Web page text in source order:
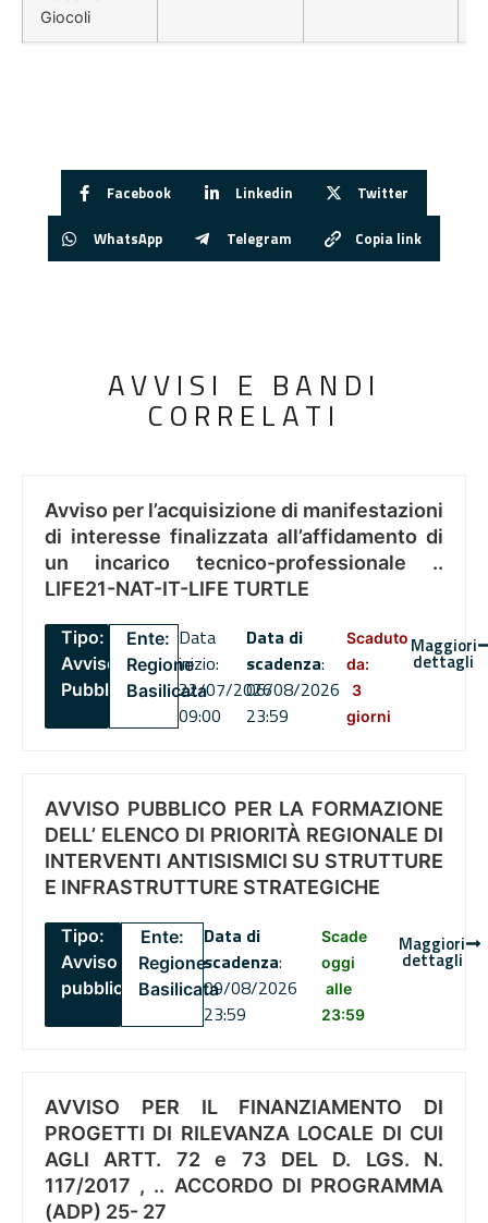
Giocoli
Facebook Linkedin Twitter
WhatsApp Telegram Copia link
AVVISI E BANDI
CORRELATI
Avviso per l’acquisizione di manifestazioni
di interesse finalizzata all’affidamento di
un incarico tecnico-professionale ..
LIFE21-NAT-IT-LIFE TURTLE
Tipo:
Avviso
Pubblico
Ente:
Regione
Basilicata
Data
inizio:
22/07/2026
09:00
Data di
scadenza:
06/08/2026
23:59
Scaduto
da:
3
giorni
Maggiori
dettagli
AVVISO PUBBLICO PER LA FORMAZIONE
DELL’ ELENCO DI PRIORITÀ REGIONALE DI
INTERVENTI ANTISISMICI SU STRUTTURE
E INFRASTRUTTURE STRATEGICHE
Tipo:
Avviso
pubblico
Ente:
Regione
Basilicata
Data di
scadenza:
09/08/2026
23:59
Scade
oggi
alle
23:59
Maggiori
dettagli
AVVISO PER IL FINANZIAMENTO DI
PROGETTI DI RILEVANZA LOCALE DI CUI
AGLI ARTT. 72 e 73 DEL D. LGS. N.
117/2017 , .. ACCORDO DI PROGRAMMA
(ADP) 25- 27